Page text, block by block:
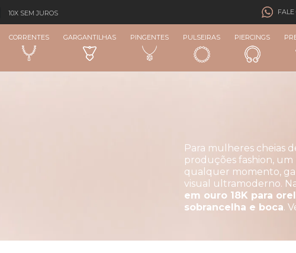
10X SEM JUROS FALE
CORRENTES GARGANTILHAS PINGENTES PULSEIRAS PIERCINGS
Para mulheres cheias
produções fashion,
qualquer momento,
visual ultramoderno.
em ouro 18K para
sobrancelha e boca.